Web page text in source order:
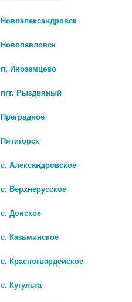
П.П/О /СЕВЕРНАЯ ЗВЕЗДА/
507 руб.
Новоалександровск
Новопавловск
п. Иноземцево
пгт. Рыздвяный
Преградное
Пятигорск
с. Александровское
с. Верхнерусское
с. Донское
с. Казьминское
с. Красногвардейское
с. Кугульта